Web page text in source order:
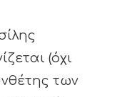
(όχι
των